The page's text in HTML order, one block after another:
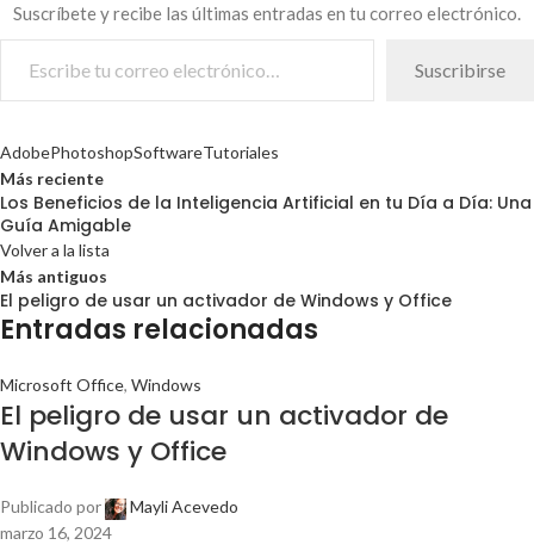
Suscríbete y recibe las últimas entradas en tu correo electrónico.
Suscribirse
AdobePhotoshopSoftwareTutoriales
Más reciente
Los Beneficios de la Inteligencia Artificial en tu Día a Día: Una
Guía Amigable
Volver a la lista
Más antiguos
El peligro de usar un activador de Windows y Office
Entradas relacionadas
Microsoft Office, Windows
El peligro de usar un activador de
Windows y Office
Publicado por
Mayli Acevedo
marzo 16, 2024